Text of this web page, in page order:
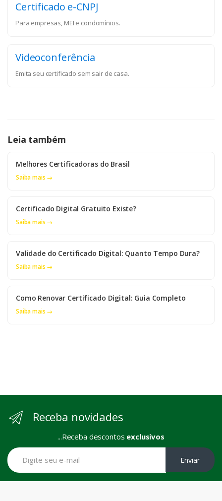
Certificado e-CNPJ
Para empresas, MEI e condomínios.
Videoconferência
Emita seu certificado sem sair de casa.
Leia também
Melhores Certificadoras do Brasil
Saiba mais →
Certificado Digital Gratuito Existe?
Saiba mais →
Validade do Certificado Digital: Quanto Tempo Dura?
Saiba mais →
Como Renovar Certificado Digital: Guia Completo
Saiba mais →
Receba novidades
...Receba descontos exclusivos
Enviar